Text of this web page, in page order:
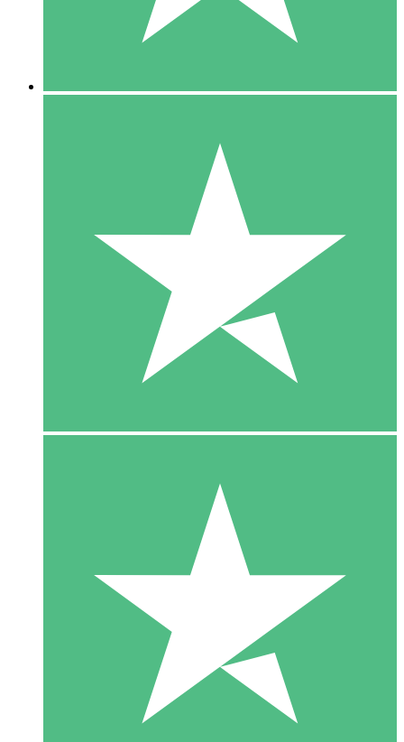
10 Téléchargements
20 00